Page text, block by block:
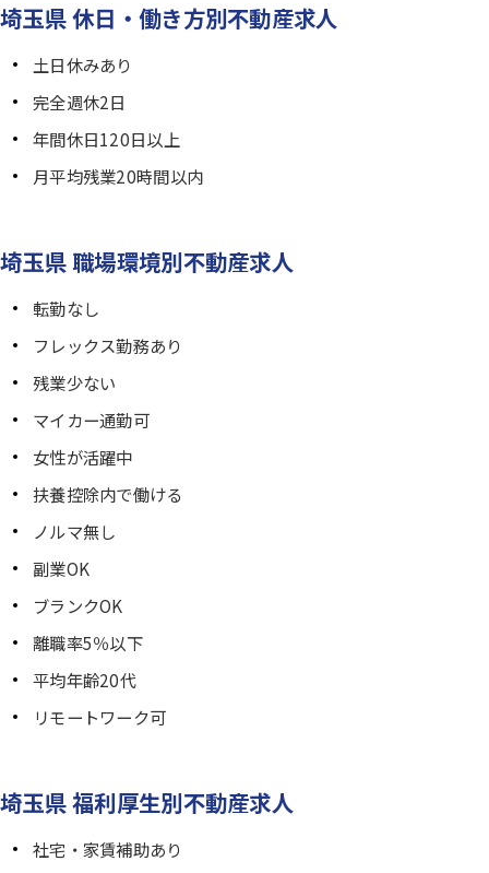
埼玉県 休日・働き方別不動産求人
土日休みあり
完全週休2日
年間休日120日以上
月平均残業20時間以内
埼玉県 職場環境別不動産求人
転勤なし
フレックス勤務あり
残業少ない
マイカー通勤可
女性が活躍中
扶養控除内で働ける
ノルマ無し
副業OK
ブランクOK
離職率5％以下
平均年齢20代
リモートワーク可
埼玉県 福利厚生別不動産求人
社宅・家賃補助あり